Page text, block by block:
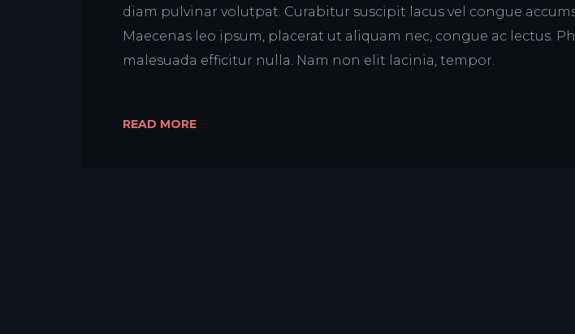
diam pulvinar volutpat. Curabitur suscipit lacus vel congue
Maecenas leo ipsum, placerat ut aliquam nec, congue ac lectus.
malesuada efficitur nulla. Nam non elit lacinia, tempor.
READ MORE